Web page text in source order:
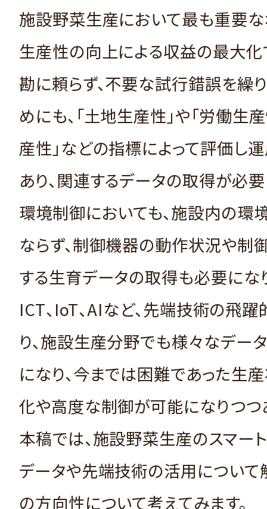
施設野菜生産において最も重要な
生産性の向上による収益の最大化
勘に頼らず、不要な試行錯誤を繰
めにも、「土地生産性」や「労働生産
産性」などの指標によって評価し
あり、関連するデータの取得が必要
環境制御においても、施設内の環
ならず、制御機器の動作状況や制
する生育データの取得も必要にな
ICT、IoT、AIなど、先端技術の飛
り、施設生産分野でも様々なデー
になり、今までは困難であった生
化や高度な制御が可能になりつつ
本稿では、施設野菜生産のスマー
データや先端技術の活用について
の方向性について考えてみます。